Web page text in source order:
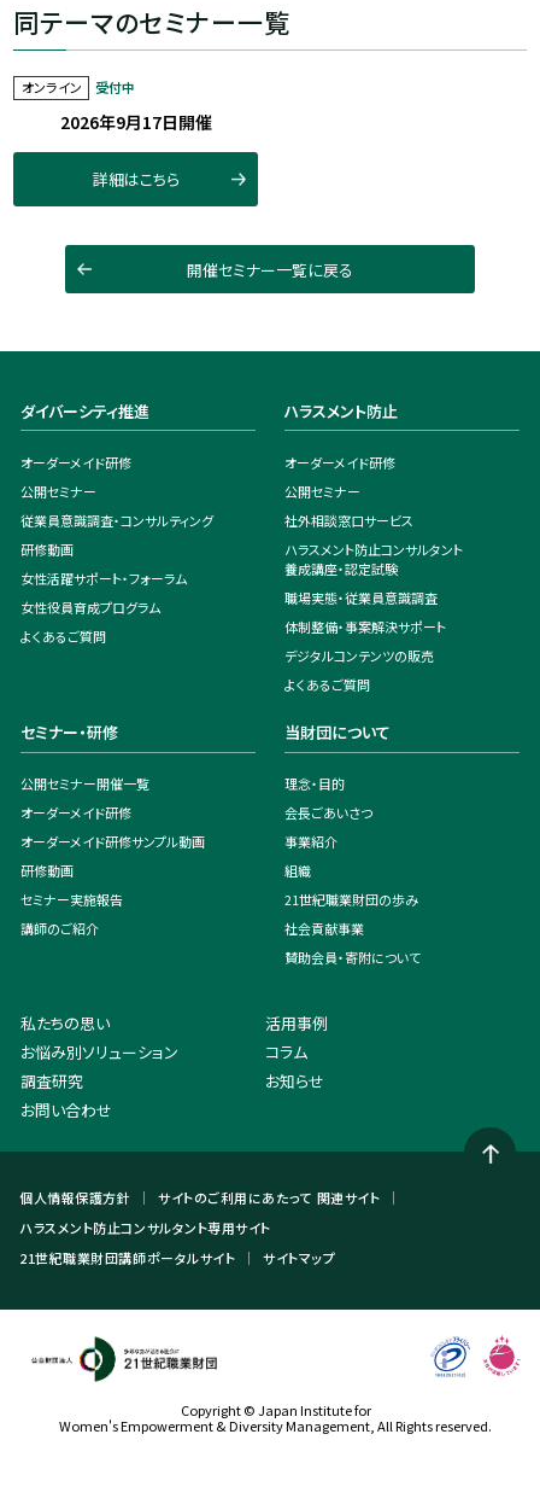
同テーマのセミナー一覧
オンライン 受付中
2026年9月17日開催
詳細はこちら
開催セミナー一覧に戻る
ダイバーシティ推進
オーダーメイド研修
公開セミナー
従業員意識調査・コンサルティング
研修動画
女性活躍サポート・フォーラム
女性役員育成プログラム
よくあるご質問
ハラスメント防止
オーダーメイド研修
公開セミナー
社外相談窓口サービス
ハラスメント防止コンサルタント
養成講座・認定試験
職場実態・従業員意識調査
体制整備・事案解決サポート
デジタルコンテンツの販売
よくあるご質問
セミナー・研修
公開セミナー開催一覧
オーダーメイド研修
オーダーメイド研修サンプル動画
研修動画
セミナー実施報告
講師のご紹介
当財団について
理念・目的
会長ごあいさつ
事業紹介
組織
21世紀職業財団の歩み
社会貢献事業
賛助会員・寄附について
私たちの思い
お悩み別ソリューション
調査研究
活用事例
コラム
お知らせ
お問い合わせ
個人情報保護方針 サイトのご利用にあたって 関連サイト
ハラスメント防止コンサルタント専用サイト
21世紀職業財団講師ポータルサイト
サイトマップ
Copyright © Japan Institute for
Women's Empowerment & Diversity Management, All Rights reserved.